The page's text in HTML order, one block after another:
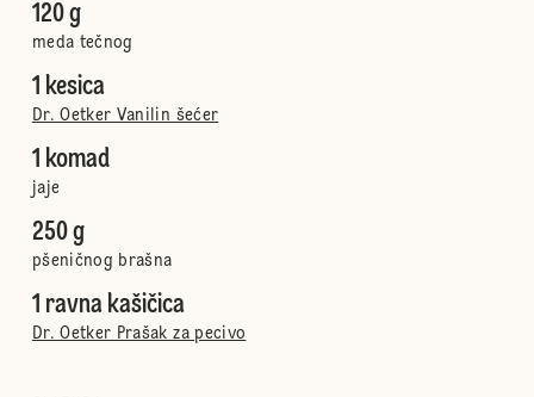
120 g
meda tečnog
1 kesica
Dr. Oetker Vanilin šećer
1 komad
jaje
250 g
pšeničnog brašna
1 ravna kašičica
Dr. Oetker Prašak za pecivo